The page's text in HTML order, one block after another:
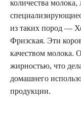
количества
из таких пород —
Фризская. Эти
качеством молока.
жирностью, что
домашнего
продукции.